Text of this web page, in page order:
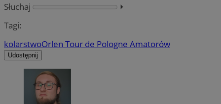
Słuchaj
⏵︎
Tagi:
kolarstwoOrlen Tour de Pologne Amatorów
Udostępnij